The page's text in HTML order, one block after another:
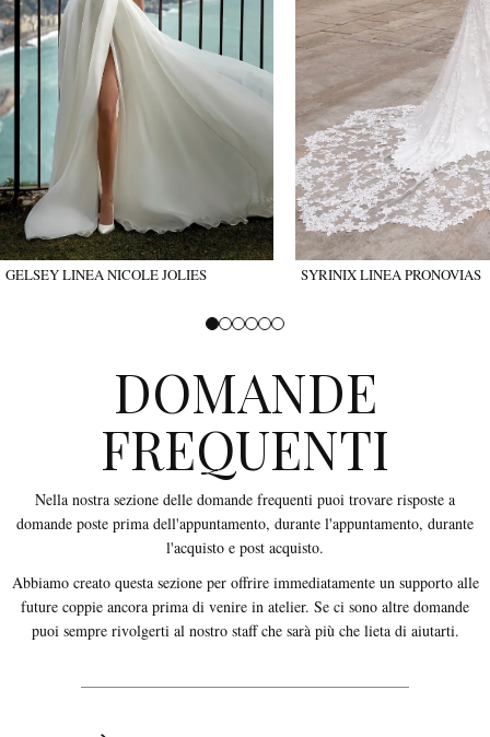
GELSEY LINEA NICOLE JOLIES SYRINIX LINEA PRONOVIAS
DOMANDE
FREQUENTI
Nella nostra sezione delle domande frequenti puoi trovare risposte a
domande poste prima dell'appuntamento, durante l'appuntamento, durante
l'acquisto e post acquisto.
Abbiamo creato questa sezione per offrire immediatamente un supporto alle
future coppie ancora prima di venire in atelier. Se ci sono altre domande
puoi sempre rivolgerti al nostro staff che sarà più che lieta di aiutarti.